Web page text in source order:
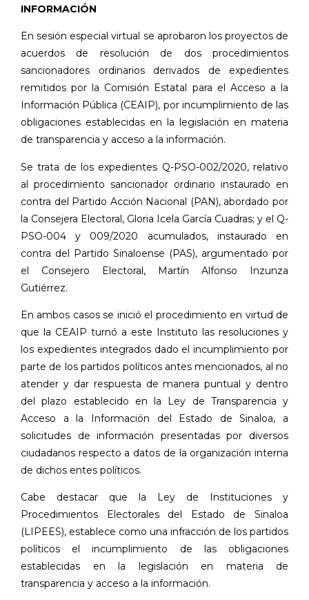
INFORMACIÓN
En sesión especial virtual se aprobaron los proyectos de
acuerdos de resolución de dos procedimientos
sancionadores ordinarios derivados de expedientes
remitidos por la Comisión Estatal para el Acceso a la
Información Pública (CEAIP), por incumplimiento de las
obligaciones establecidas en la legislación en materia
de transparencia y acceso a la información.
Se trata de los expedientes Q-PSO-002/2020, relativo
al procedimiento sancionador ordinario instaurado en
contra del Partido Acción Nacional (PAN), abordado por
la Consejera Electoral, Gloria Icela García Cuadras; y el Q-
PSO-004 y 009/2020 acumulados, instaurado en
contra del Partido Sinaloense (PAS), argumentado por
el Consejero Electoral, Martín Alfonso Inzunza
Gutiérrez.
En ambos casos se inició el procedimiento en virtud de
que la CEAIP turnó a este Instituto las resoluciones y
los expedientes integrados dado el incumplimiento por
parte de los partidos políticos antes mencionados, al no
atender y dar respuesta de manera puntual y dentro
del plazo establecido en la Ley de Transparencia y
Acceso a la Información del Estado de Sinaloa, a
solicitudes de información presentadas por diversos
ciudadanos respecto a datos de la organización interna
de dichos entes políticos.
Cabe destacar que la Ley de Instituciones y
Procedimientos Electorales del Estado de Sinaloa
(LIPEES), establece como una infracción de los partidos
políticos el incumplimiento de las obligaciones
establecidas en la legislación en materia de
transparencia y acceso a la información.